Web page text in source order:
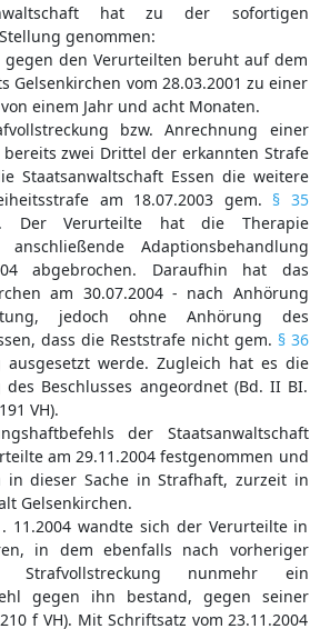
hat zu der sofortigen
genommen:
gegen den Verurteilten beruht auf dem
Gelsenkirchen vom 28.03.2001 zu einer
einem Jahr und acht Monaten.
bzw. Anrechnung einer
zwei Drittel der erkannten Strafe
Staatsanwaltschaft Essen die weitere
am 18.07.2003 gem. § 35
Der Verurteilte hat die Therapie
Adaptionsbehandlung
abgebrochen. Daraufhin hat das
am 30.07.2004 - nach Anhörung
jedoch ohne Anhörung des
dass die Reststrafe nicht gem. § 36
werde. Zugleich hat es die
Beschlusses angeordnet (Bd. II BI.
VH).
der Staatsanwaltschaft
am 29.11.2004 festgenommen und
in dieser Sache in Strafhaft, zurzeit in
Gelsenkirchen.
11.2004 wandte sich der Verurteilte in
in dem ebenfalls nach vorheriger
Strafvollstreckung nunmehr ein
gegen ihn bestand, gegen seiner
f VH). Mit Schriftsatz vom 23.11.2004